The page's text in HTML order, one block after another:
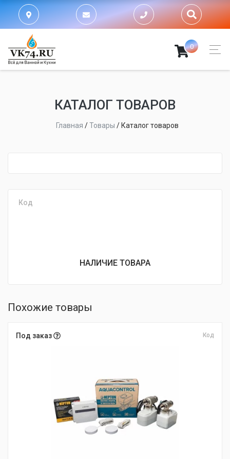
0
КАТАЛОГ ТОВАРОВ
Главная /Товары / Каталог товаров
Код
НАЛИЧИЕ ТОВАРА
Похожие товары
Под заказ Код